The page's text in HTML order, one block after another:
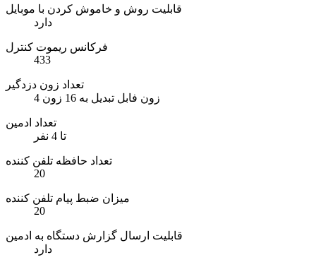
قابلیت روش و خاموش کردن با موبایل
دارد
فرکانس ریموت کنترل
433
تعداد زون دزدگیر
4 زون فابل تبدیل به 16 زون
تعداد ادمین
تا 4 نفر
تعداد حافظه تلفن کننده
20
میزان ضبط پیام تلفن کننده
20
قابلیت ارسال گزارش دستگاه به ادمین
دارد